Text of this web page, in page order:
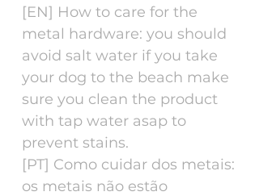
[EN] How to care for the
metal hardware: you should
avoid salt water if you take
your dog to the beach make
sure you clean the product
with tap water asap to
prevent stains.
[PT] Como cuidar dos metais:
os metais não estão